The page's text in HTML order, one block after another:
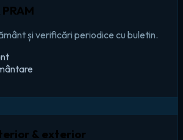
și verificări periodice cu buletin.
& exterior